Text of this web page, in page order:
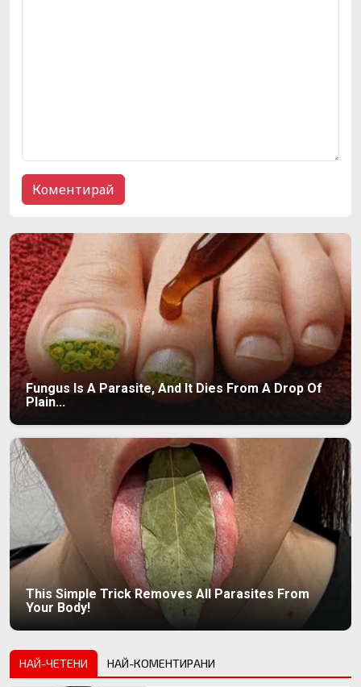
Fungus Is A Parasite, And It Dies From A Drop Of
Plain...
This Simple Trick Removes All Parasites From
Your Body!
НАЙ-ЧЕТЕНИ НАЙ-КОМЕНТИРАНИ